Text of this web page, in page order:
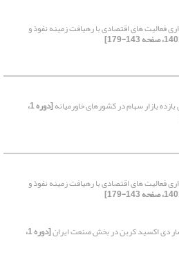
فعالیت های اقتصادی با رهیافت زمینه نفوذ و
بازار سهام در کشورهای خاورمیانه [دوره 1،
فعالیت های اقتصادی با رهیافت زمینه نفوذ و
دی اکسید کربن در بخش صنعت ایران [دوره 1،